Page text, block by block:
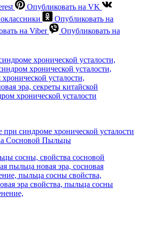
Опубликовать на VK
Опубликовать на
на Viber
Опубликовать на
при синдроме хронической усталости
Сосновой Пыльцы